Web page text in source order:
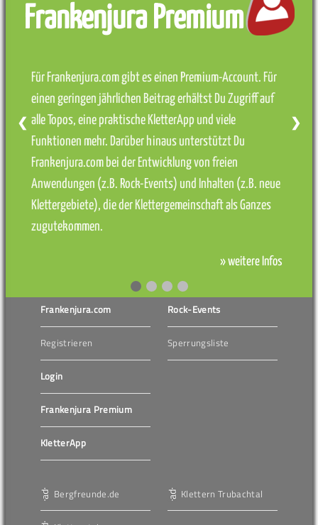
Frankenjura Premium
Für Frankenjura.com gibt es einen Premium-Account. Für
einen geringen jährlichen Beitrag erhältst Du Zugriff auf
alle Topos, eine praktische KletterApp und viele
Funktionen mehr. Darüber hinaus unterstützt Du
Frankenjura.com bei der Entwicklung von freien
Anwendungen (z.B. Rock-Events) und Inhalten (z.B. neue
Klettergebiete), die der Klettergemeinschaft als Ganzes
zugutekommen.
» weitere Infos
❮ ❯
Frankenjura.com
Registrieren
Login
Frankenjura Premium
KletterApp
Rock-Events
Sperrungsliste
Bergfreunde.de Klettern Trubachtal